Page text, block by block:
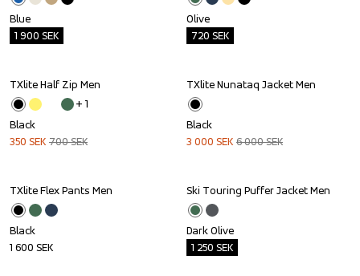
Blue
1 900 SEK
Olive
720 SEK
Sale
TXlite Half Zip Men
+ 1
Black
350 SEK 700SEK
Sale
TXlite Nunataq Jacket Men
Black
3 000 SEK 6 000SEK
TXlite Flex Pants Men
Black
1 600 SEK
Outlet
Ski Touring Puffer Jacket Men
Dark Olive
1 250 SEK